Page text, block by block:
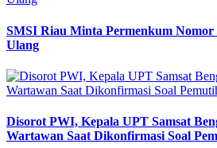
SMSI Riau Minta Permenkum
Ulang
Disorot PWI, Kepala UPT Samsat
Wartawan Saat Dikonfirmasi Soal